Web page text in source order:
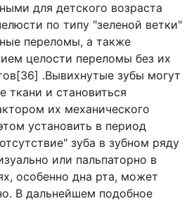
для детского возраста
по типу "зеленой ветки"
переломы, а также
целости переломы без их
.Вывихнутые зубы могут
ткани и становиться
их механического
установить в период
зуба в зубном ряду
или пальпаторно в
особенно дна рта, может
В дальнейшем подобное